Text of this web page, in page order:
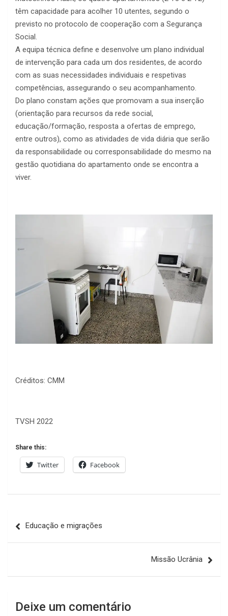
têm capacidade para acolher 10 utentes, segundo o
previsto no protocolo de cooperação com a Segurança
Social.
A equipa técnica define e desenvolve um plano individual
de intervenção para cada um dos residentes, de acordo
com as suas necessidades individuais e respetivas
competências, assegurando o seu acompanhamento.
Do plano constam ações que promovam a sua inserção
(orientação para recursos da rede social,
educação/formação, resposta a ofertas de emprego,
entre outros), como as atividades de vida diária que serão
da responsabilidade ou corresponsabilidade do mesmo na
gestão quotidiana do apartamento onde se encontra a
viver.
Créditos: CMM
TVSH 2022
Share this:
Twitter Facebook
de
Educação e migrações
Missão Ucrânia
Deixe um comentário